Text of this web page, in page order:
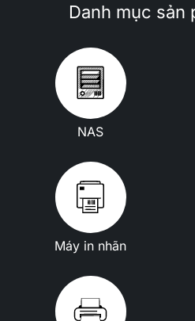
Danh mục sản
NAS
Máy in nhãn